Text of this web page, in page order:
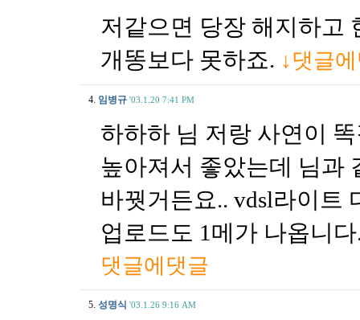
저같으면 당장 해지하고
개똥보다 못하죠. ↓댓글
4. 임병규 '03.1.20 7:41 PM
하하하 님 저랑 사연이
높아져서 좋았는데 님과
바꿧거든요.. vdsl라이트
업로드도 1메가 나옵니
댓글에댓글
5. 성명식 '03.1.26 9:16 AM